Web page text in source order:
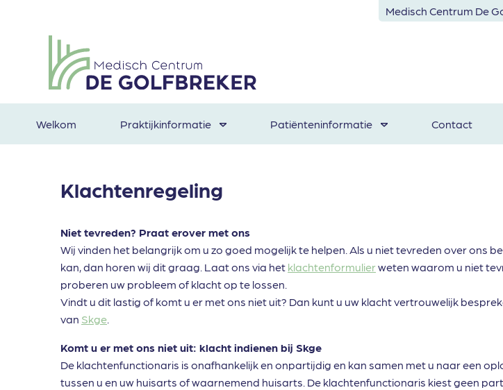
Medisch Centrum De
Welkom Praktijkinformatie Patiënteninformatie Contact
Klachtenregeling
Niet tevreden? Praat erover met ons
Wij vinden het belangrijk om u zo goed mogelijk te helpen. Als u niet tevreden over ons
kan, dan horen wij dit graag. Laat ons via hetklachtenformulierweten waarom u niet
proberen uw probleem of klacht op te lossen.
Vindt u dit lastig of komt u er met ons niet uit? Dan kunt u uw klacht vertrouwelijk
van Skge.
Komt u er met ons niet uit: klacht indienen bij Skge
De klachtenfunctionaris is onafhankelijk en onpartijdig en kan samen met u naar een
tussen u en uw huisarts of waarnemend huisarts. De klachtenfunctionaris kiest geen